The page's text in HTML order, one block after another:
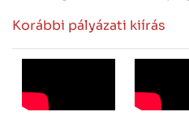
Korábbi pályázati kiírás